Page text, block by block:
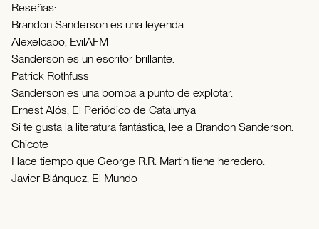
Reseñas:
Brandon Sanderson es una leyenda.
Alexelcapo, EvilAFM
Sanderson es un escritor brillante.
Patrick Rothfuss
Sanderson es una bomba a punto de explotar.
Ernest Alós, El Periódico de Catalunya
Si te gusta la literatura fantástica, lee a Brandon Sanderson.
Chicote
Hace tiempo que George R.R. Martin tiene heredero.
Javier Blánquez, El Mundo